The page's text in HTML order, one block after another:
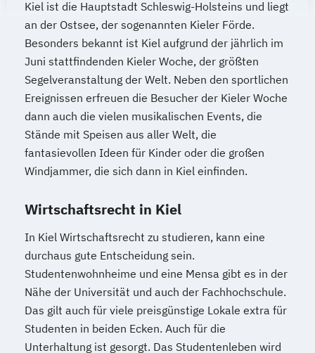
Kiel ist die Hauptstadt Schleswig-Holsteins und liegt
an der Ostsee, der sogenannten Kieler Förde.
Besonders bekannt ist Kiel aufgrund der jährlich im
Juni stattfindenden Kieler Woche, der größten
Segelveranstaltung der Welt. Neben den sportlichen
Ereignissen erfreuen die Besucher der Kieler Woche
dann auch die vielen musikalischen Events, die
Stände mit Speisen aus aller Welt, die
fantasievollen Ideen für Kinder oder die großen
Windjammer, die sich dann in Kiel einfinden.
Wirtschaftsrecht in Kiel
In Kiel Wirtschaftsrecht zu studieren, kann eine
durchaus gute Entscheidung sein.
Studentenwohnheime und eine Mensa gibt es in der
Nähe der Universität und auch der Fachhochschule.
Das gilt auch für viele preisgünstige Lokale extra für
Studenten in beiden Ecken. Auch für die
Unterhaltung ist gesorgt. Das Studentenleben wird